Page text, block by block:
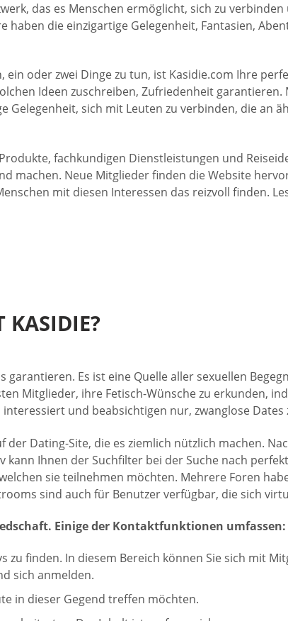
das es Menschen ermöglicht, sich zu
die einzigartige Gelegenheit, Fantasien,
oder zwei Dinge zu tun, ist Kasidie.com Ihre
Ideen zuschreiben, Zufriedenheit garantieren.
sich mit Leuten zu verbinden, die an
fachkundigen Dienstleistungen und
machen. Neue Mitglieder finden die Website
mit diesen Interessen das reizvoll finden.
KASIDIE?
Es ist eine Quelle aller sexuellen
Mitglieder, ihre Fetisch-Wünsche zu erkunden,
und beabsichtigen nur, zwanglose Dates
Dating-Site, die es ziemlich nützlich machen.
Ihnen der Suchfilter bei der Suche nach
sie teilnehmen möchten. Mehrere Foren
sind auch für Benutzer verfügbar, die sich
Einige der Kontaktfunktionen umfassen:
finden. In diesem Bereich können Sie sich mit
sich anmelden.
in dieser Gegend treffen möchten.